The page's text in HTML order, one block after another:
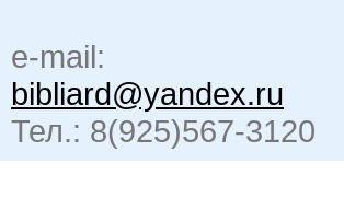
e-mail:
bibliard@yandex.ru
Тел.: 8(925)567-3120